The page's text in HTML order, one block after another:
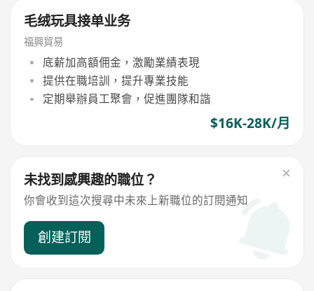
毛绒玩具接单业务
福興貿易
底薪加高額佣金，激勵業績表現
提供在職培訓，提升專業技能
定期舉辦員工聚會，促進團隊和諧
$16K-28K/月
未找到感興趣的職位？
你會收到這次搜尋中未來上新職位的訂閱通知
創建訂閱